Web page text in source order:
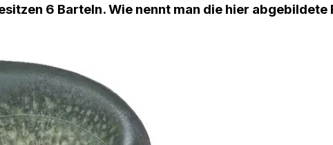
6 Barteln. Wie nennt man die hier abgebildete